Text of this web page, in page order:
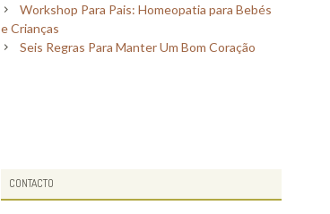
Workshop Para Pais: Homeopatia para Bebés
e Crianças
Seis Regras Para Manter Um Bom Coração
CONTACTO